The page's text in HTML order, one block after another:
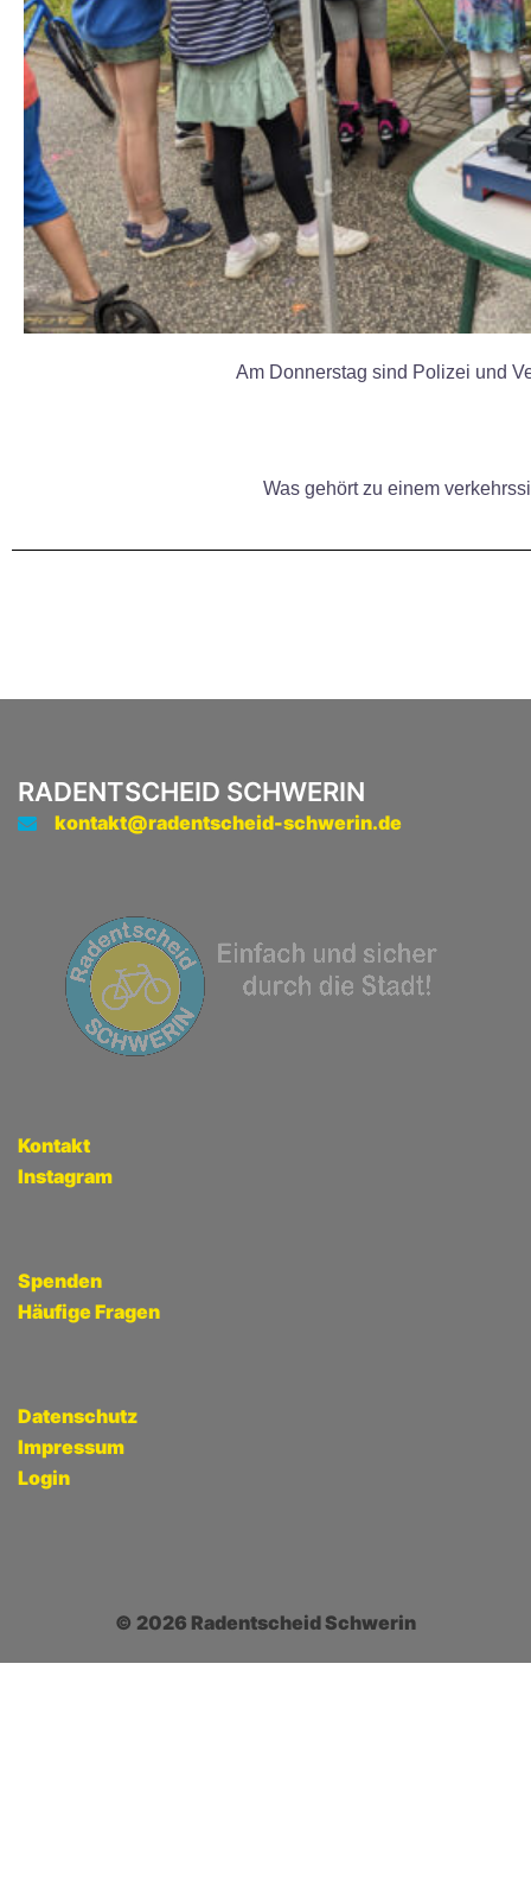
Am Donnerstag sind Polizei und
Was gehört zu einem
RADENTSCHEID SCHWERIN
kontakt@radentscheid-schwerin.de
Kontakt
Instagram
Spenden
Häufige Fragen
Datenschutz
Impressum
Login
© 2026 Radentscheid Schwerin